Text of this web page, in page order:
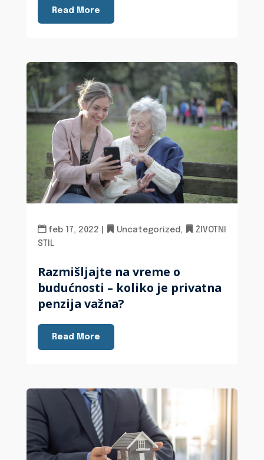
Read More
Razmišljajte na vreme o
budućnosti – koliko je privatna
penzija važna?
feb 17, 2022 Uncategorized ,
ŽIVOTNI
STIL
Read More